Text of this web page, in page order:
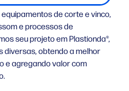
de corte e vinco,
e processos de
seu projeto em Plastionda®,
diversas, obtendo a melhor
e agregando valor com